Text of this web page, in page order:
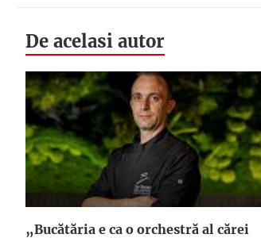
De acelasi autor
„Bucătăria e ca o orchestră al cărei